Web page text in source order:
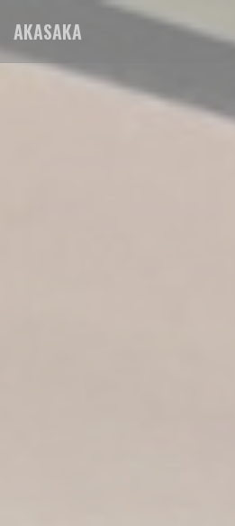
クッキー利用の管理について
AKASAKA